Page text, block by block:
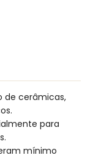
de cerâmicas,
para
mínimo